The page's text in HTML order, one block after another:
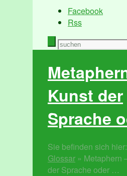
Facebook
Rss
Kunst der
Sprache
Sie befinden sich hier:
Glossar » Metaphern
der Sprache oder …